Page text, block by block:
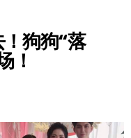
狗狗“落
！